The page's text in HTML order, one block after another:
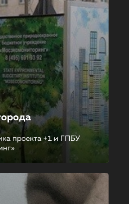
проекта +1 и ГПБУ